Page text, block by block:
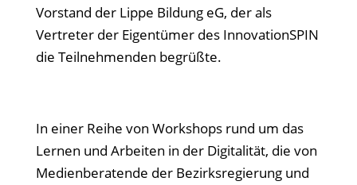
Vorstand der Lippe Bildung eG, der als
Vertreter der Eigentümer des InnovationSPIN
die Teilnehmenden begrüßte.
In einer Reihe von Workshops rund um das
Lernen und Arbeiten in der Digitalität, die von
Medienberatende der Bezirksregierung und